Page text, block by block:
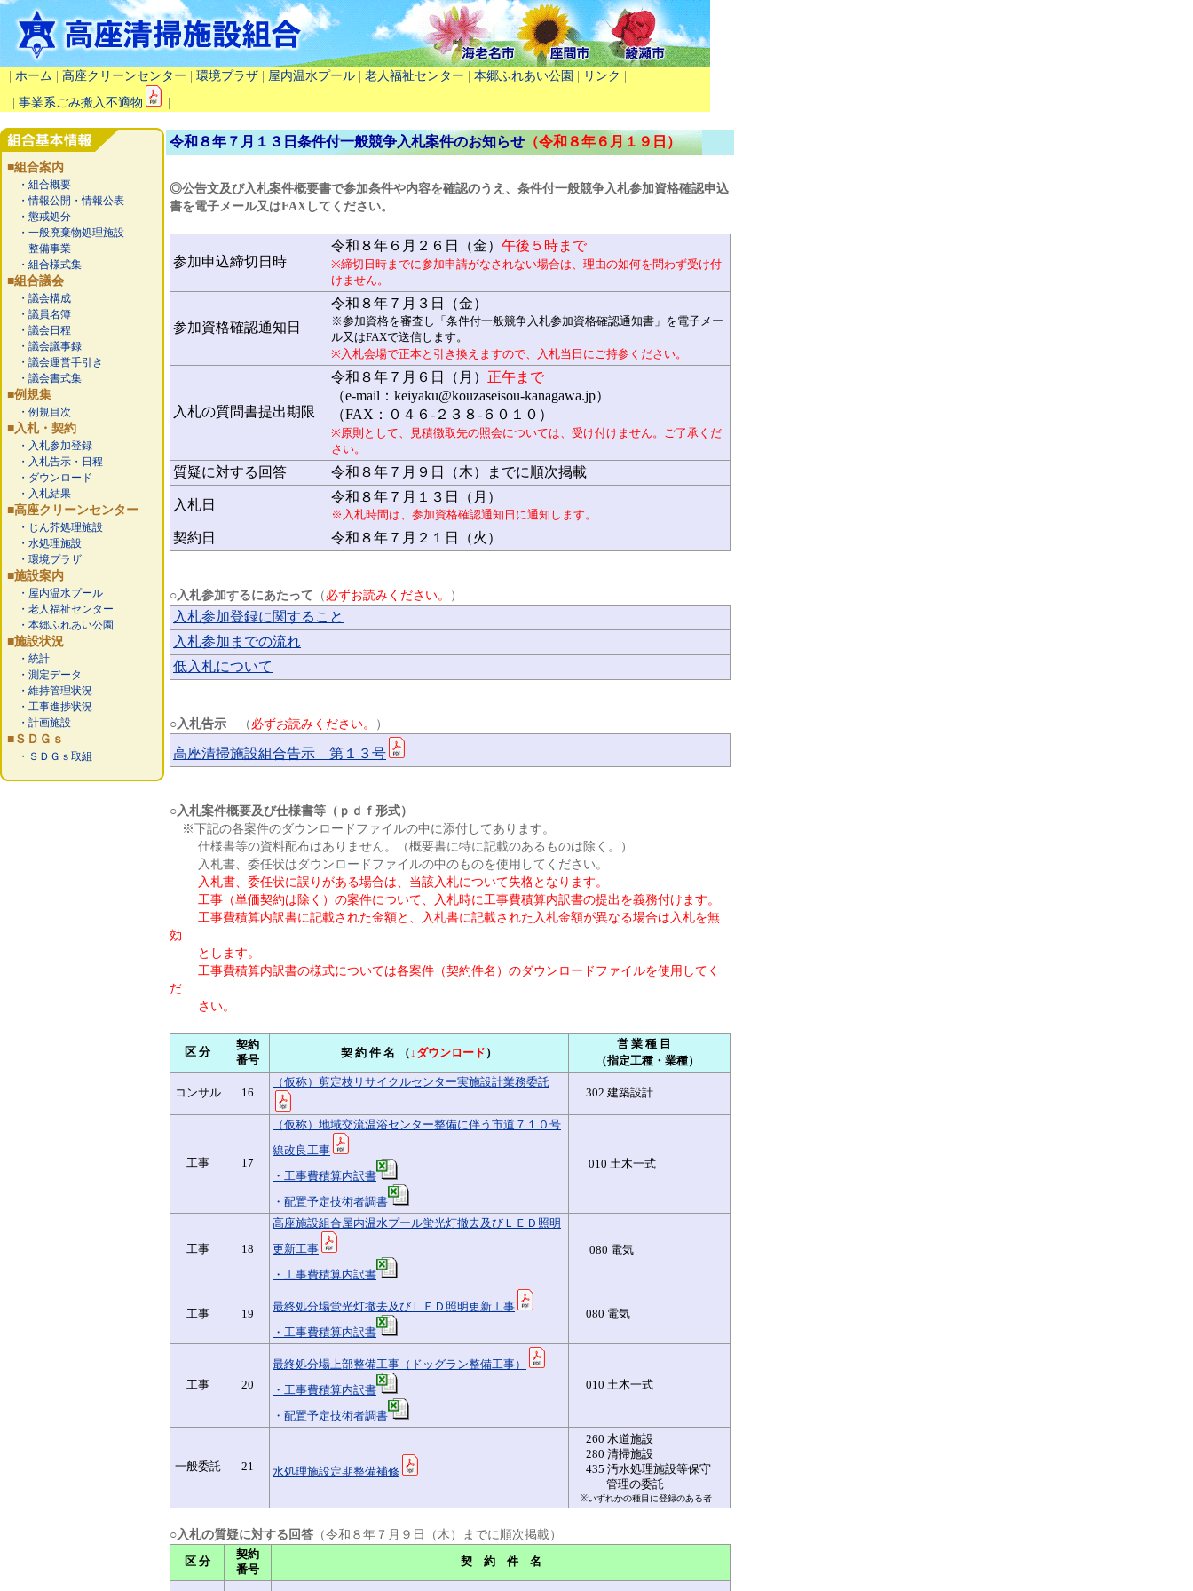
ホーム 高座クリーンセンター 環境プラザ 屋内温水プール 老人福祉センター 本郷ふれあい公園 リンク
事業系ごみ搬入不適物
■組合案内
・組合概要
・情報公開・情報公表
・懲戒処分
・一般廃棄物処理施設
整備事業
・組合様式集
■組合議会
・議会構成
・議員名簿
・議会日程
・議会議事録
・議会運営手引き
・議会書式集
■例規集
・例規目次
■入札・契約
・入札参加登録
・入札告示・日程
・ダウンロード
・入札結果
■高座クリーンセンター
・じん芥処理施設
・水処理施設
・環境プラザ
■施設案内
・屋内温水プール
・老人福祉センター
・本郷ふれあい公園
■施設状況
・統計
・測定データ
・維持管理状況
・工事進捗状況
・計画施設
■ＳＤＧｓ
・ＳＤＧｓ取組
令和８年７月１３日条件付一般競争入札案件のお知らせ （令和８年６月１９日）
◎公告文及び入札案件概要書で参加条件や内容を確認のうえ、条件付一般競争入札参加資格確認申込
書を電子メール又はFAXしてください。
参加申込締切日時
令和８年６月２６日（金） 午後５時まで
※締切日時までに参加申請がなされない場合は、理由の如何を問わず受け付
けません。
参加資格確認通知日
令和８年７月３日（金）
※参加資格を審査し「条件付一般競争入札参加資格確認通知書」を電子メー
ル又はFAXで送信します。
※入札会場で正本と引き換えますので、入札当日にご持参ください。
入札の質問書提出期限
令和８年７月６日（月） 正午まで
（e-mail：keiyaku@kouzaseisou-kanagawa.jp）
（FAX：０４６-２３８-６０１０）
※原則として、見積徴取先の照会については、受け付けません。ご了承くだ
さい。
質疑に対する回答 令和８年７月９日（木）までに順次掲載
入札日
令和８年７月１３日（月）
※入札時間は、参加資格確認通知日に通知します。
契約日 令和８年７月２１日（火）
○入札参加するにあたって （ 必ずお読みください。 ）
入札参加登録に関すること
入札参加までの流れ
低入札について
○入札告示 （ 必ずお読みください。 ）
高座清掃施設組合告示 第１３号
○入札案件概要及び仕様書等（ｐｄｆ形式）
※下記の各案件のダウンロードファイルの中に添付してあります。
仕様書等の資料配布はありません。（概要書に特に記載のあるものは除く。）
入札書、委任状はダウンロードファイルの中のものを使用してください。
入札書、委任状に誤りがある場合は、当該入札について失格となります。
工事（単価契約は除く）の案件について、入札時に工事費積算内訳書の提出を義務付けます。
工事費積算内訳書に記載された金額と、入札書に記載された入札金額が異なる場合は入札を無
効
とします。
工事費積算内訳書の様式については各案件（契約件名）のダウンロードファイルを使用してく
だ
さい。
区 分
契約
番号
契 約 件 名 （↓ダウンロード ）
営 業 種 目
（指定工種・業種）
コンサル 16
（仮称）剪定枝リサイクルセンター実施設計業務委託
302 建築設計
工事 17
（仮称）地域交流温浴センター整備に伴う市道７１０号
線改良工事
・工事費積算内訳書
・配置予定技術者調書
010 土木一式
工事 18
高座施設組合屋内温水プール蛍光灯撤去及びＬＥＤ照明
更新工事
・工事費積算内訳書
080 電気
工事 19
最終処分場蛍光灯撤去及びＬＥＤ照明更新工事
・工事費積算内訳書
080 電気
工事 20
最終処分場上部整備工事（ドッグラン整備工事）
・工事費積算内訳書
・配置予定技術者調書
010 土木一式
一般委託 21 水処理施設定期整備補修
260 水道施設
280 清掃施設
435 汚水処理施設等保守
管理の委託
※いずれかの種目に登録のある者
○入札の質疑に対する回答 （令和８年７月９日（木）までに順次掲載）
区 分
契約
番号
契 約 件 名